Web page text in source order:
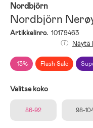
Nordbjörn
Nordbjörn
Artikkelinro. 10179463
-13% Flash Sale
(7) Näytä
Valitse koko
86-92 98-